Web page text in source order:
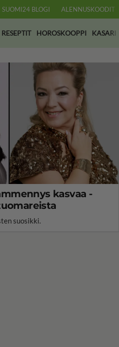
SUOMI24 BLOGI ALENNUSKOODIT
RESEPTIT HOROSKOOPPI KASARI
kasvaa -
suosikki.